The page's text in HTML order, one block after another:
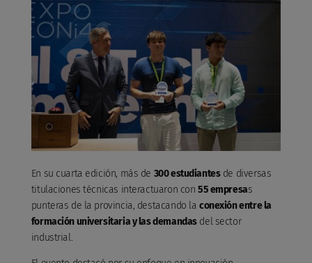
En su cuarta edición, más de 300 estudiantesde diversas
titulaciones técnicas interactuaron con 55 empresas
punteras de la provincia, destacando la conexión entre la
formación universitaria y las demandasdel sector
industrial.